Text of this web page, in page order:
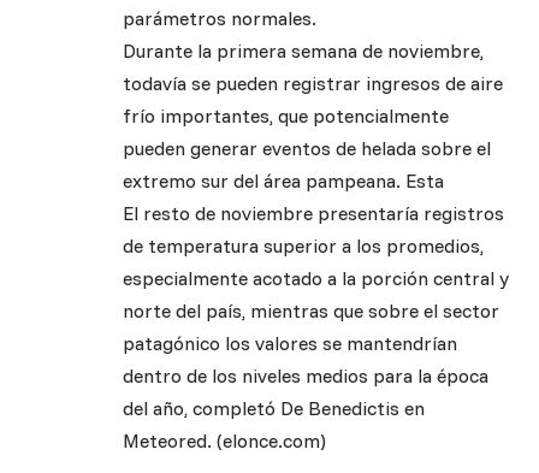
parámetros normales.
Durante la primera semana de noviembre,
todavía se pueden registrar ingresos de aire
frío importantes, que potencialmente
pueden generar eventos de helada sobre el
extremo sur del área pampeana. Esta
El resto de noviembre presentaría registros
de temperatura superior a los promedios,
especialmente acotado a la porción central y
norte del país, mientras que sobre el sector
patagónico los valores se mantendrían
dentro de los niveles medios para la época
del año, completó De Benedictis en
Meteored. (elonce.com)